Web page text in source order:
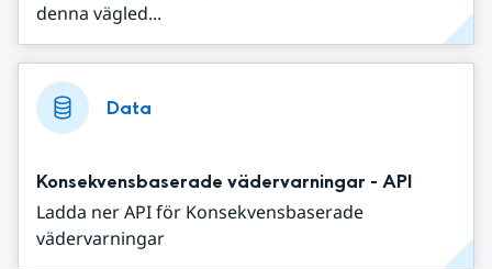
denna vägled...
Data
Konsekvensbaserade vädervarningar - API
Ladda ner API för Konsekvensbaserade
vädervarningar